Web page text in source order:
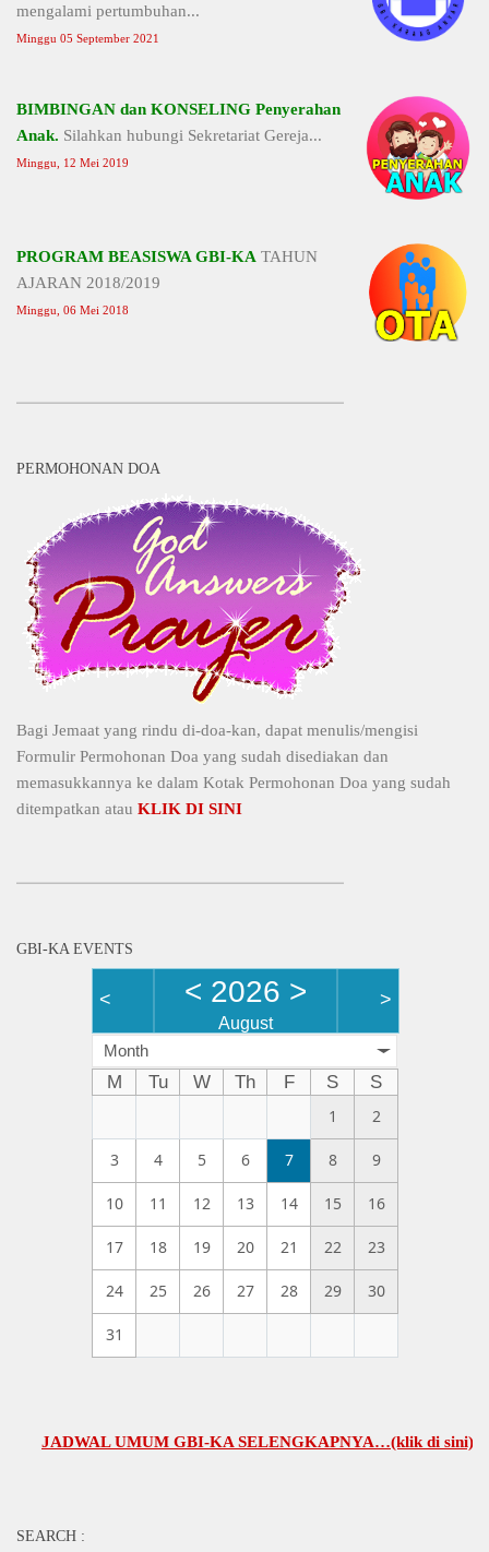
mengalami pertumbuhan...
Minggu 05 September 2021
BIMBINGAN dan KONSELING Penyerahan
Anak. Silahkan hubungi Sekretariat Gereja...
Minggu, 12 Mei 2019
PROGRAM BEASISWA GBI-KA TAHUN
AJARAN 2018/2019
Minggu, 06 Mei 2018
PERMOHONAN DOA
Bagi Jemaat yang rindu di-doa-kan, dapat menulis/mengisi
Formulir Permohonan Doa yang sudah disediakan dan
memasukkannya ke dalam Kotak Permohonan Doa yang sudah
ditempatkan atau KLIK DI SINI
GBI-KA EVENTS
< < 2026 >
August
>
Month
M Tu W Th F S
S
1
2
3 4 5 6 7 8 9
10 11 12 13 14 15 16
17 18 19 20 21 22 23
24 25 26 27 28 29 30
31
UMUM GBI-KA SELENGKAPNYA…(klik di sini)
SEARCH :